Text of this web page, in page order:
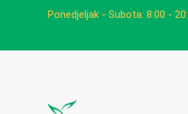
Ponedjeljak - Subota: 8:00 -